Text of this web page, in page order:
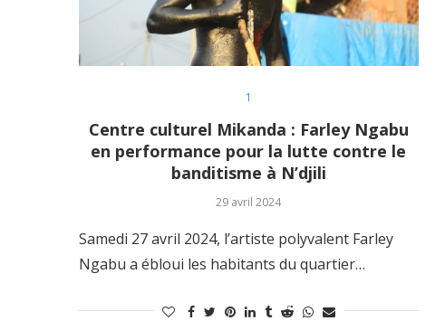
1
Centre culturel Mikanda : Farley Ngabu
en performance pour la lutte contre le
banditisme à N’djili
29 avril 2024
Samedi 27 avril 2024, l’artiste polyvalent Farley
Ngabu a ébloui les habitants du quartier…